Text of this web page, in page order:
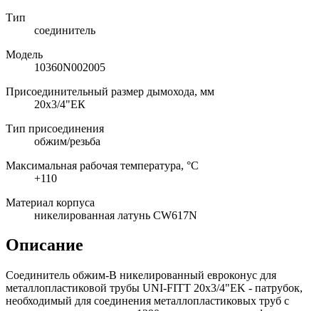
Тип
соединитель
Модель
10360N002005
Присоединительный размер дымохода, мм
20x3/4"ЕК
Тип присоединения
обжим/резьба
Максимальная рабочая температура, °C
+110
Материал корпуса
никелированная латунь CW617N
Описание
Соединитель обжим-В никелированный евроконус для
металлопластиковой трубы UNI-FITT 20х3/4"EK - патрубок,
необходимый для соединения металлопластиковых труб с